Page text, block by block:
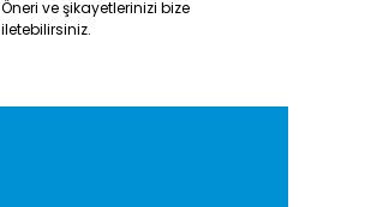
Öneri ve şikayetlerinizi bize
iletebilirsiniz.